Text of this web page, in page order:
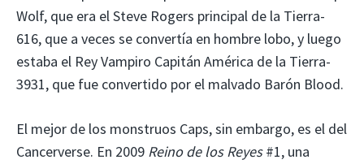
Wolf, que era el Steve Rogers principal de la Tierra-
616, que a veces se convertía en hombre lobo, y luego
estaba el Rey Vampiro Capitán América de la Tierra-
3931, que fue convertido por el malvado Barón Blood.
El mejor de los monstruos Caps, sin embargo, es el del
Cancerverse. En 2009 Reino de los Reyes#1, una